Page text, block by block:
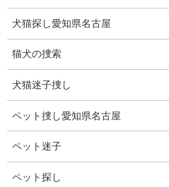
明）、スノーボード女子ビッグエ
男子の金、銀に続いて村瀬心椛も
３回目で大逆転の金メダル。
とにかく凄かった。
私も負けずに全集中で、これから
今週は仕事を終えて帰宅するとち
犬猫探し愛知県名古屋
猫犬の捜索
犬猫迷子捜し
ペット捜し愛知県名古屋
ペット迷子
ペット探し